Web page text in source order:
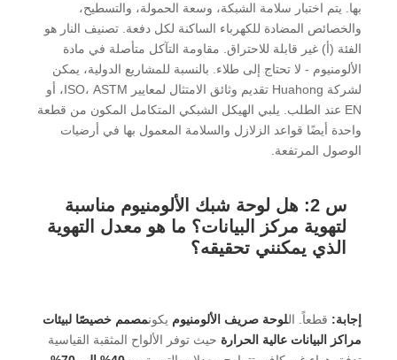
بها. يتم اختبار سلامة الشبكة، وسعة الحمولة، والتسطيح،
والخصائص المضادة للكهرباء الساكنة لكل دفعة. تصنيف النار هو
الفئة (أ) غير قابلة للاحتراق. مقاومة التآكل متأصلة في مادة
الألومنيوم - لا تحتاج إلى طلاء. بالنسبة للمشاريع الدولية، يمكن
لشركة Huahong تقديم وثائق الامتثال لمعايير ISO، ASTM، أو
EN عند الطلب. يلبي الهيكل الشبكي المتكامل المكون من قطعة
واحدة أيضًا قواعد الزلازل والسلامة المعمول بها في أرضيات
الوصول المرتفعة.
س 2: هل لوحة شبك الألومنيوم مناسبة
لتهوية مركز البيانات؟ ما هو معدل التهوية
الذي يمكنني تحقيقه؟
إجابة: قطعاً. اللوحة صريف الألومنيوم يكونمصمم خصيصًا لبيئات
مراكز البيانات عالية الحرارة حيث توفر الألواح المثقبة القياسية